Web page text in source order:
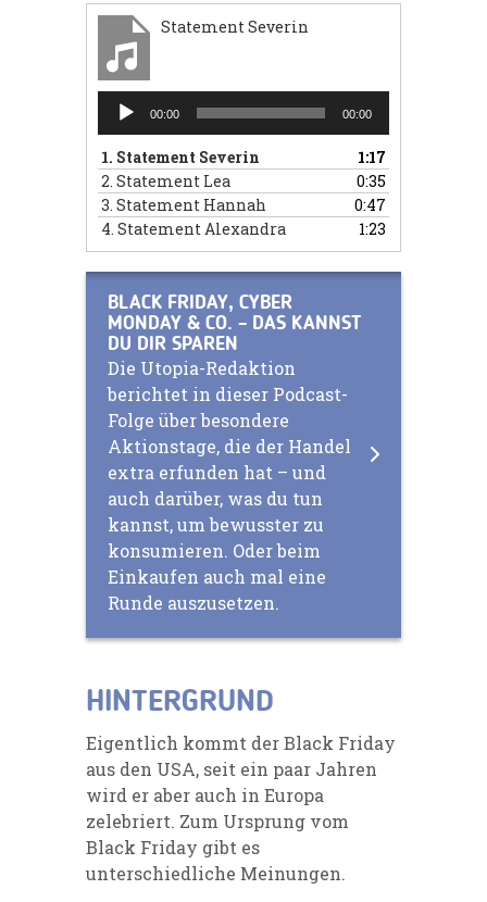
Statement Severin
Audio-
Player
00:00 00:00
1. Statement Severin
1:17
2. Statement Lea
0:35
3. Statement Hannah
0:47
4. Statement Alexandra 1:23
BLACK FRIDAY, CYBER
MONDAY & CO. – DAS KANNST
DU DIR SPAREN
Die Utopia-Redaktion
berichtet in dieser Podcast-
Folge über besondere
Aktionstage, die der Handel
extra erfunden hat – und
auch darüber, was du tun
kannst, um bewusster zu
konsumieren. Oder beim
Einkaufen auch mal eine
Runde auszusetzen.
HINTERGRUND
Eigentlich kommt der Black Friday
aus den USA, seit ein paar Jahren
wird er aber auch in Europa
zelebriert. Zum Ursprung vom
Black Friday gibt es
unterschiedliche Meinungen.